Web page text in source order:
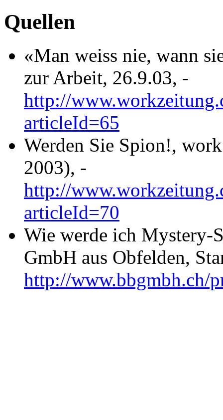
Quellen
«Man weiss nie, wann
zur Arbeit, 26.9.03, -
http://
articleId=65
Werden Sie Spion!,
2003), -
http://
articleId=70
Wie werde ich Mystery-
GmbH aus Obfelden,
http://www.bbgmbh.ch/